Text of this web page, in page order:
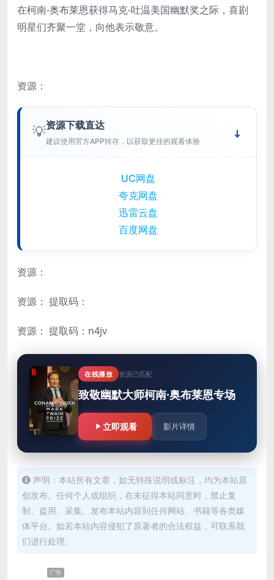
在柯南-奥布莱恩获得马克-吐温美国幽默奖之际，喜剧
明星们齐聚一堂，向他表示敬意。
资源：
💡资源下载直达
建议使用官方APP转存，以获取更佳的观看体验
UC网盘
夸克网盘
迅雷云盘
百度网盘
资源：
资源： 提取码：
资源： 提取码：n4jv
在线播放 资源已匹配
致敬幽默大师柯南·奥布莱恩专场
立即观看 影片详情
声明：本站所有文章，如无特殊说明或标注，均为本站原
创发布。任何个人或组织，在未征得本站同意时，禁止复
制、盗用、采集、发布本站内容到任何网站、书籍等各类媒
体平台。如若本站内容侵犯了原著者的合法权益，可联系我
们进行处理。
广告